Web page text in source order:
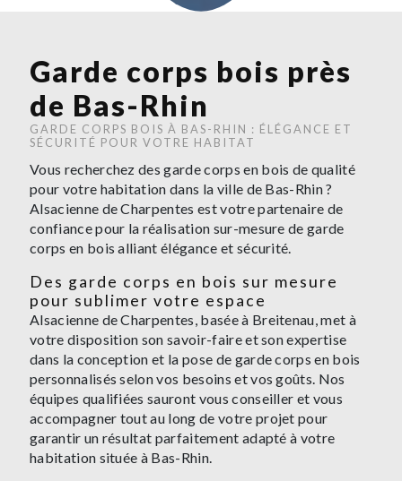
Garde corps bois près
de Bas-Rhin
GARDE CORPS BOIS À BAS-RHIN : ÉLÉGANCE ET
SÉCURITÉ POUR VOTRE HABITAT
Vous recherchez des garde corps en bois de qualité
pour votre habitation dans la ville de Bas-Rhin ?
Alsacienne de Charpentes est votre partenaire de
confiance pour la réalisation sur-mesure de garde
corps en bois alliant élégance et sécurité.
Des garde corps en bois sur mesure
pour sublimer votre espace
Alsacienne de Charpentes, basée à Breitenau, met à
votre disposition son savoir-faire et son expertise
dans la conception et la pose de garde corps en bois
personnalisés selon vos besoins et vos goûts. Nos
équipes qualifiées sauront vous conseiller et vous
accompagner tout au long de votre projet pour
garantir un résultat parfaitement adapté à votre
habitation située à Bas-Rhin.